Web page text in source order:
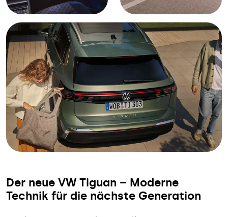
Der neue VW Tiguan – Moderne
Technik für die nächste Generation